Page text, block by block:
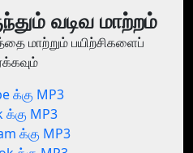
வடிவ மாற்றம்
மாற்றும் பயிற்சிகளைப்
க்கு MP3
க்கு MP3
க்கு MP3